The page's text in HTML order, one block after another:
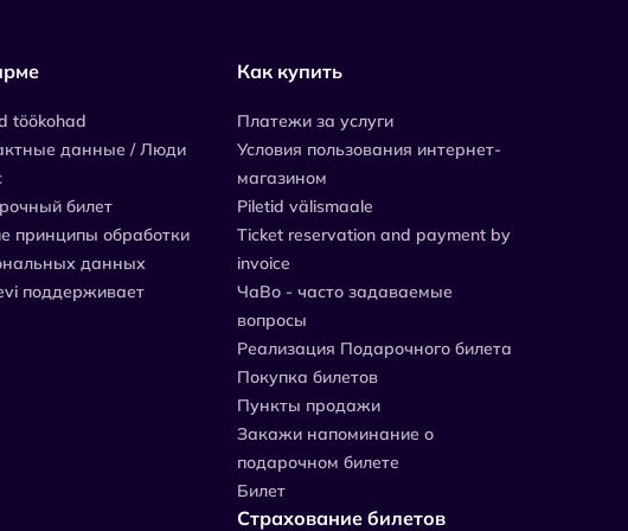
töökohad
данные / Люди
билет
принципы обработки
данных
поддерживает
Как купить
Платежи за услуги
Условия пользования интернет-
магазином
Piletid välismaale
Ticket reservation and payment by
invoice
ЧаВо - часто задаваемые
вопросы
Реализация Подарочного билета
Покупка билетов
Пункты продажи
Закажи напоминание о
подарочном билете
Билет
Страхование билетов